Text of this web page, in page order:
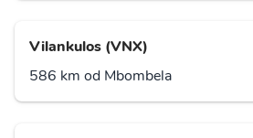
Vilankulos (VNX)
586 km od Mbombela